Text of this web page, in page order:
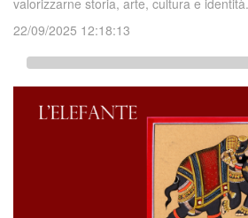
valorizzarne storia, arte, cultura e
22/09/2025 12:18:13